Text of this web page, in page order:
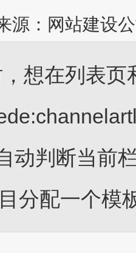
源：网站建设
想在列表
动判断当前
分配一个模